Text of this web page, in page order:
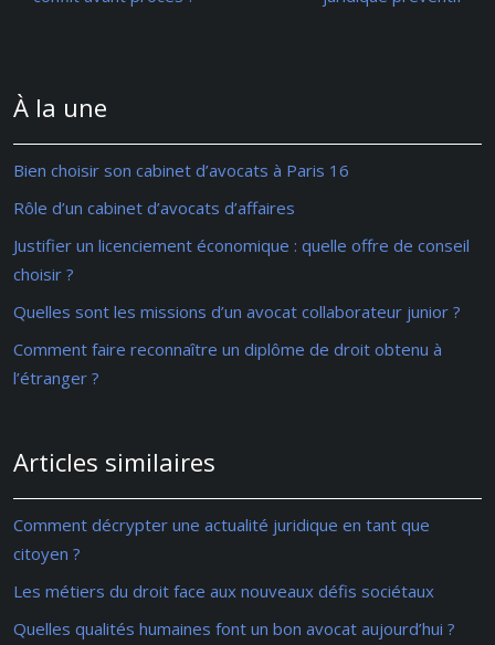
À la une
Bien choisir son cabinet d’avocats à Paris 16
Rôle d’un cabinet d’avocats d’affaires
Justifier un licenciement économique : quelle offre de conseil
choisir ?
Quelles sont les missions d’un avocat collaborateur junior ?
Comment faire reconnaître un diplôme de droit obtenu à
l’étranger ?
Articles similaires
Comment décrypter une actualité juridique en tant que
citoyen ?
Les métiers du droit face aux nouveaux défis sociétaux
Quelles qualités humaines font un bon avocat aujourd’hui ?